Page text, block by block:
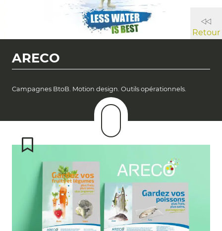
Retour
ARECO
Campagnes BtoB. Motion design. Outils opérationnels.
Descendre